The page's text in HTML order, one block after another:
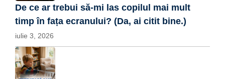
De ce ar trebui să-mi las copilul mai mult
timp în fața ecranului? (Da, ai citit bine.)
iulie 3, 2026